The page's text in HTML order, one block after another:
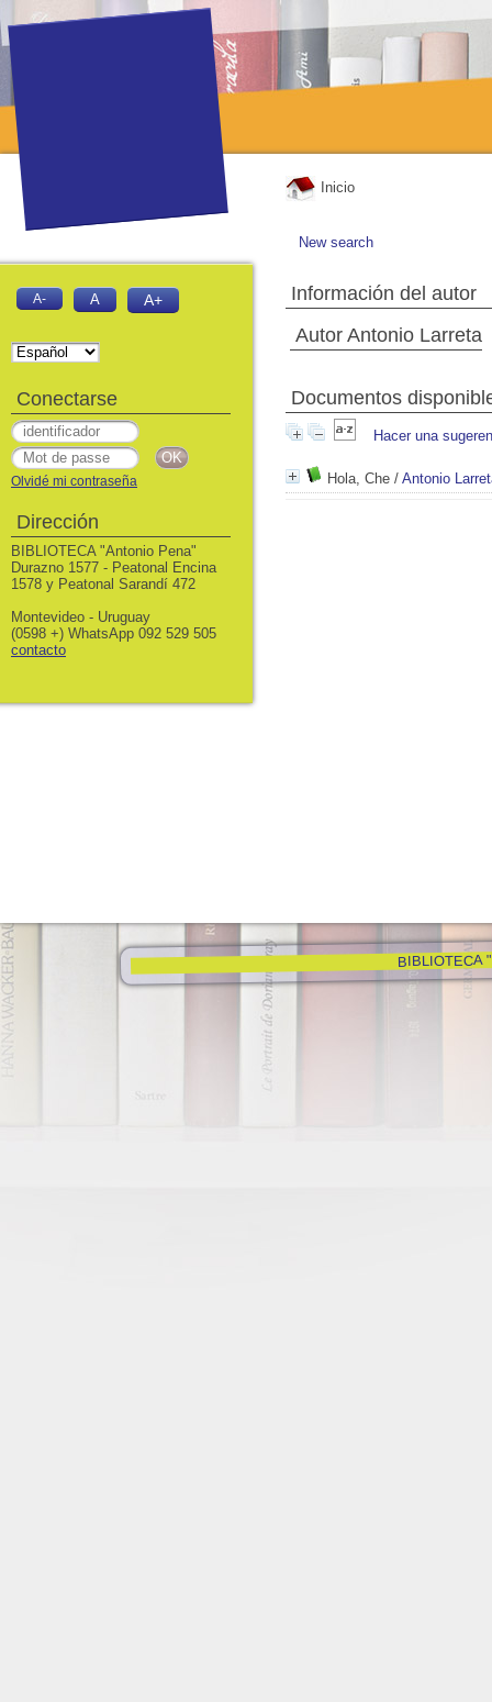
Inicio
New search
Información del autor
Autor Antonio Larreta
Documentos
Hacer una
Hola, Che / Antonio
BIBLIOTECA
A- A A+
Conectarse
Olvidé mi contraseña
Dirección
BIBLIOTECA "Antonio Pena"
Durazno 1577 - Peatonal Encina
1578 y Peatonal Sarandí 472
Montevideo - Uruguay
(0598 +) WhatsApp 092 529 505
contacto